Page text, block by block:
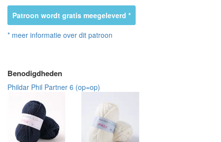
Patroon wordt gratis meegeleverd *
* meer informatie over dit patroon
Benodigdheden
Phildar Phil Partner 6 (op=op)